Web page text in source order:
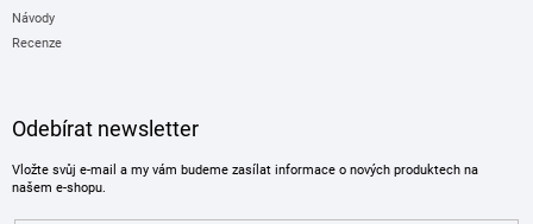
Návody
Recenze
Odebírat newsletter
Vložte svůj e-mail a my vám budeme zasílat informace o nových produktech na
našem e-shopu.